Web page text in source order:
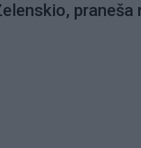
praneša